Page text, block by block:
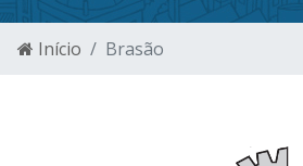
Início Brasão